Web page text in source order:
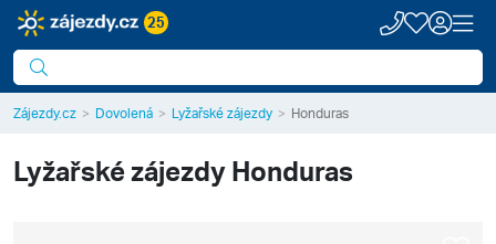
25
Zájezdy.cz Dovolená Lyžařské zájezdy Honduras
Lyžařské zájezdyHonduras